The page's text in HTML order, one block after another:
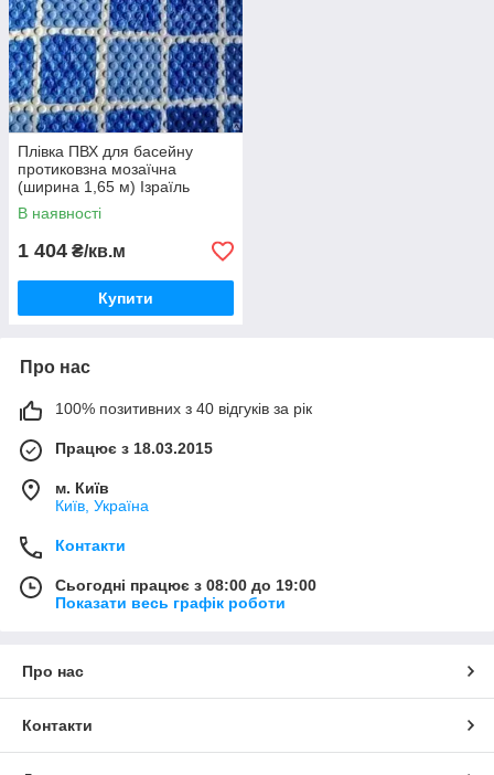
Плівка ПВХ для басейну
протиковзна мозаїчна
(ширина 1,65 м) Ізраїль
В наявності
1 404 ₴/кв.м
Купити
Про нас
100% позитивних з 40 відгуків за рік
Працює з 18.03.2015
м. Київ
Київ, Україна
Контакти
Сьогодні працює з 08:00 до 19:00
Показати весь графік роботи
Про нас
Контакти